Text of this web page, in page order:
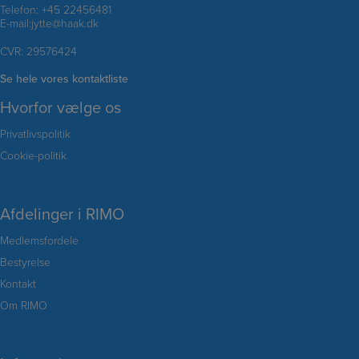
Telefon: +45 22456481
E-mail:jytte@haak.dk
CVR: 29576424
Se hele vores kontaktliste
Hvorfor vælge os
Privatlivspolitik
Cookie-politik
Afdelinger i RIMO
Medlemsfordele
Bestyrelse
Kontakt
Om RIMO